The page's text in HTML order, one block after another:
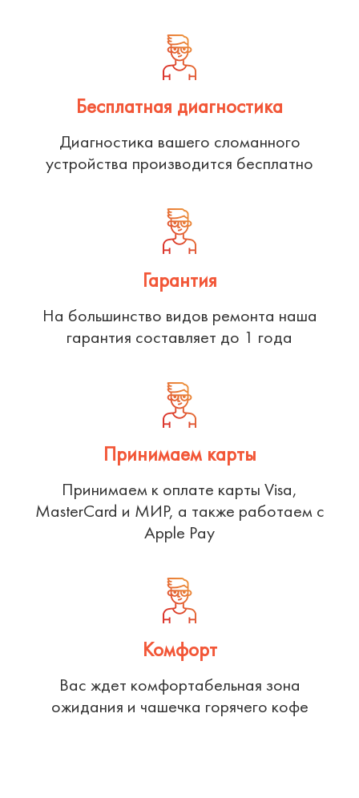
Бесплатная диагностика
Диагностика вашего сломанного
устройства производится бесплатно
Гарантия
На большинство видов ремонта наша
гарантия составляет до 1 года
Принимаем карты
Принимаем к оплате карты Visa,
MasterCard и МИР, а также работаем с
Apple Pay
Комфорт
Вас ждет комфортабельная зона
ожидания и чашечка горячего кофе